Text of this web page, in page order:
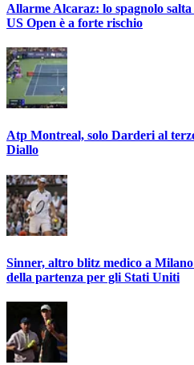
Allarme Alcaraz: lo spagnolo
US Open è a forte rischio
Atp Montreal, solo Darderi al
Diallo
Sinner, altro blitz medico a
della partenza per gli Stati Uniti